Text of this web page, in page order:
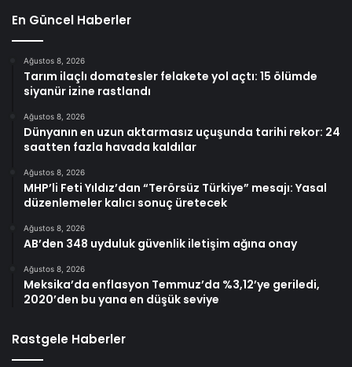
En Güncel Haberler
Ağustos 8, 2026
Tarım ilaçlı domatesler felakete yol açtı: 15 ölümde
siyanür izine rastlandı
Ağustos 8, 2026
Dünyanın en uzun aktarmasız uçuşunda tarihi rekor: 24
saatten fazla havada kaldılar
Ağustos 8, 2026
MHP’li Feti Yıldız’dan “Terörsüz Türkiye” mesajı: Yasal
düzenlemeler kalıcı sonuç üretecek
Ağustos 8, 2026
AB’den 348 uyduluk güvenlik iletişim ağına onay
Ağustos 8, 2026
Meksika’da enflasyon Temmuz’da %3,12’ye geriledi,
2020’den bu yana en düşük seviye
Rastgele Haberler